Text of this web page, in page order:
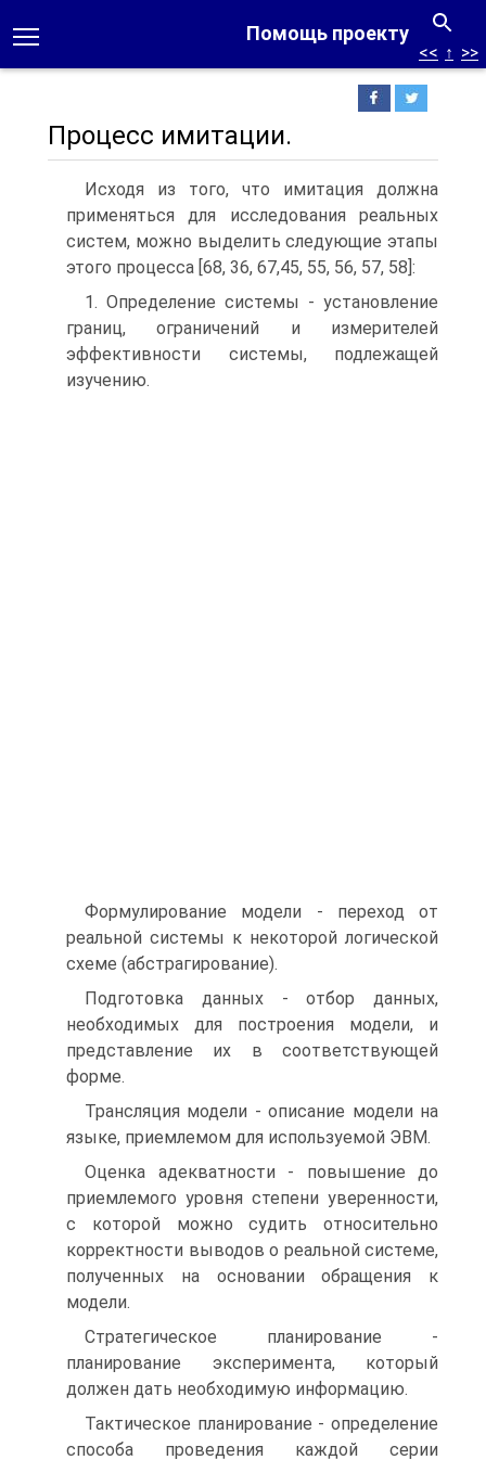
Помощь проекту
<< ↑ >>
Процесс имитации.
Исходя из того, что имитация должна
применяться для исследования реальных
систем, можно выделить следующие этапы
этого процесса [68, 36, 67,45, 55, 56, 57, 58]:
1. Определение системы - установление
границ, ограничений и измерителей
эффективности системы, подлежащей
изучению.
Формулирование модели - переход от
реальной системы к некоторой логической
схеме (абстрагирование).
Подготовка данных - отбор данных,
необходимых для построения модели, и
представление их в соответствующей
форме.
Трансляция модели - описание модели на
языке, приемлемом для используемой ЭВМ.
Оценка адекватности - повышение до
приемлемого уровня степени уверенности,
с которой можно судить относительно
корректности выводов о реальной системе,
полученных на основании обращения к
модели.
Стратегическое планирование -
планирование эксперимента, который
должен дать необходимую информацию.
Тактическое планирование - определение
способа проведения каждой серии